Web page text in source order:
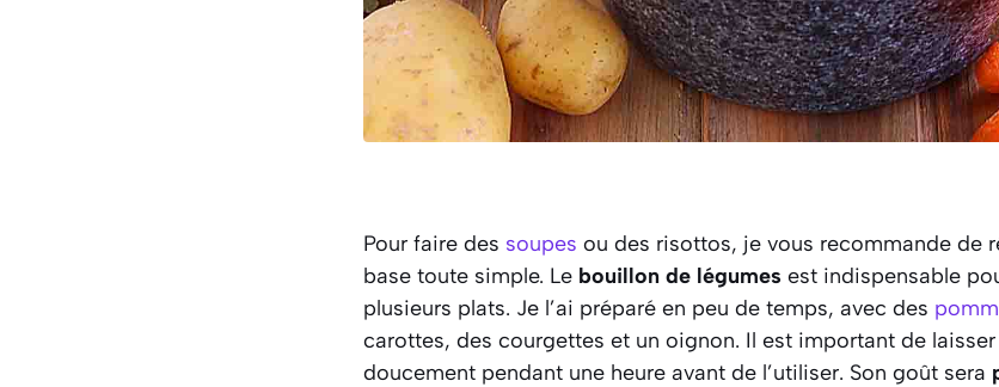
Pour faire des soupes ou des risottos, je vous recommande de
base toute simple. Le bouillon de légumes est indispensable
plusieurs plats. Je l’ai préparé en peu de temps, avec des
carottes, des courgettes et un oignon. Il est important de
doucement pendant une heure avant de l’utiliser. Son goût sera